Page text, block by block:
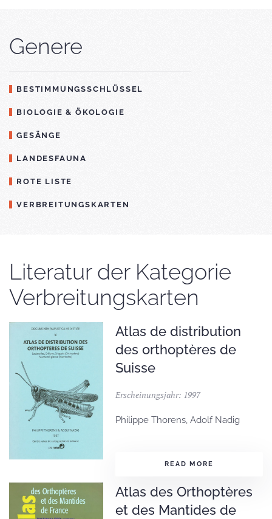
Genere
BESTIMMUNGSSCHLÜSSEL
BIOLOGIE & ÖKOLOGIE
GESÄNGE
LANDESFAUNA
ROTE LISTE
VERBREITUNGSKARTEN
Literatur der Kategorie
Verbreitungskarten
Atlas de distribution
des orthoptères de
Suisse
Erscheinungsjahr: 1997
Philippe Thorens, Adolf Nadig
READ MORE
Atlas des Orthoptères
et des Mantides de